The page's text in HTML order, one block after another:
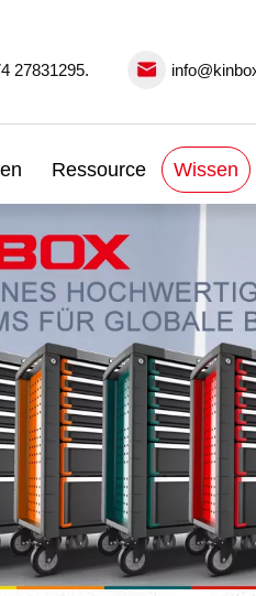
27831295.
Ressource Wissen